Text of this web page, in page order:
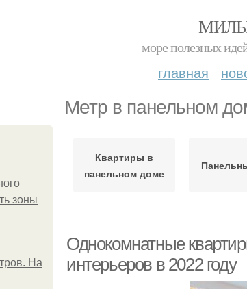
море полезных
главная
Метр в панельном
зоны
На
Квартиры в
панельном доме
Однокомнатные
интерьеров в 2022 году